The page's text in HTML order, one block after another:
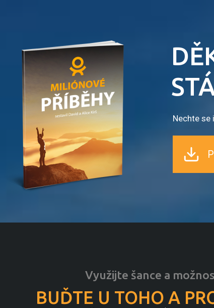
Nechte se
Využijte šance a
BUĎTE U TOHO A